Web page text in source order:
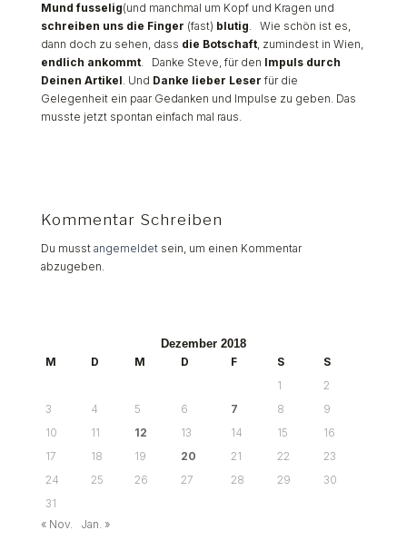
Mund fusselig(und manchmal um Kopf und Kragen und
schreiben uns die Finger (fast) blutig. Wie schön ist es,
dann doch zu sehen, dass die Botschaft, zumindest in Wien,
endlich ankommt. Danke Steve, für den Impuls durch
Deinen Artikel. Und Danke lieber Leser für die
Gelegenheit ein paar Gedanken und Impulse zu geben. Das
musste jetzt spontan einfach mal raus.
Kommentar Schreiben
Du musst angemeldetsein, um einen Kommentar
abzugeben.
Dezember 2018
M
D M D F S
S
1
2
3
4 5 6 7 8
9
10
11 12 13 14 15
16
17
18 19 20 21 22
23
24
25 26 27 28 29
30
31
« Nov.
Jan. »